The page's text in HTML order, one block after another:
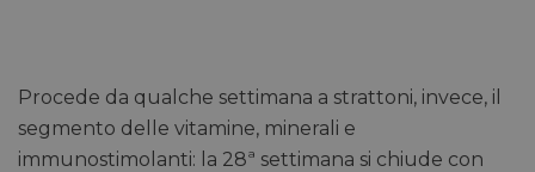
Procede da qualche settimana a strattoni, invece, il
segmento delle vitamine, minerali e
immunostimolanti: la 28ª settimana si chiude con